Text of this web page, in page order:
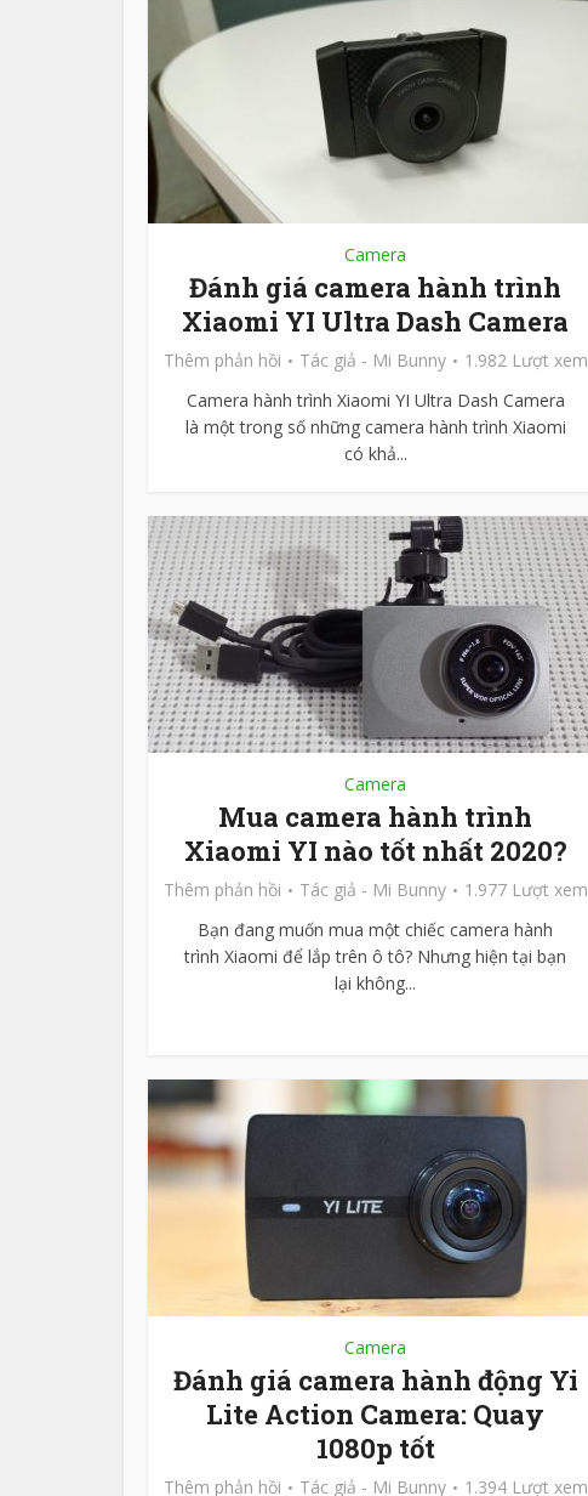
Camera
Đánh giá camera hành trình
Xiaomi YI Ultra Dash Camera
Thêm phản hồi Tác giả - Mi Bunny
1.982 Lượt xem
Camera hành trình Xiaomi YI Ultra Dash Camera
là một trong số những camera hành trình Xiaomi
có khả...
Camera
Mua camera hành trình
Xiaomi YI nào tốt nhất 2020?
Thêm phản hồi Tác giả - Mi Bunny
1.977 Lượt xem
Bạn đang muốn mua một chiếc camera hành
trình Xiaomi để lắp trên ô tô? Nhưng hiện tại bạn
lại không...
Camera
Đánh giá camera hành động Yi
Lite Action Camera: Quay
1080p tốt
Thêm phản hồi Tác giả - Mi Bunny 1.394 Lượt xem